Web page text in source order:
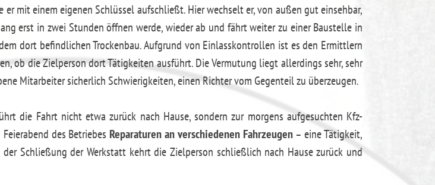
er mit einem eigenen Schlüssel aufschließt. Hier wechselt er, von außen gut einsehbar,
erst in zwei Stunden öffnen werde, wieder ab und fährt weiter zu einer Baustelle in
dort befindlichen Trockenbau. Aufgrund von Einlasskontrollen ist es den Ermittlern
ob die Zielperson dort Tätigkeiten ausführt. Die Vermutung liegt allerdings sehr, sehr
Mitarbeiter sicherlich Schwierigkeiten, einen Richter vom Gegenteil zu überzeugen.
die Fahrt nicht etwa zurück nach Hause, sondern zur morgens aufgesuchten Kfz-
des Betriebes Reparaturen an verschiedenen Fahrzeugen– eine Tätigkeit,
Schließung der Werkstatt kehrt die Zielperson schließlich nach Hause zurück und